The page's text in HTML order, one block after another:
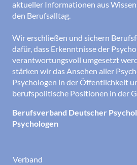
aktueller Informationen aus
den Berufsalltag.
Wir erschließen und sichern
dafür, dass Erkenntnisse der
verantwortungsvoll umgesetzt
stärken wir das Ansehen aller
Psychologen in der Öffentlichkeit
berufspolitische Positionen in der
Berufsverband Deutscher
Psychologen
Verband